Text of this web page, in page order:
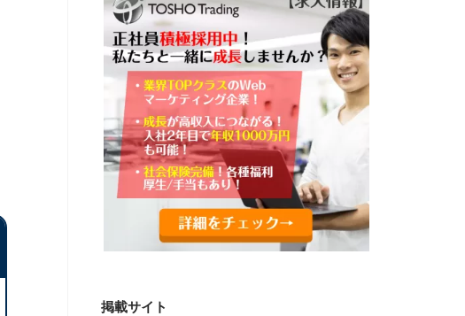
掲載サイト